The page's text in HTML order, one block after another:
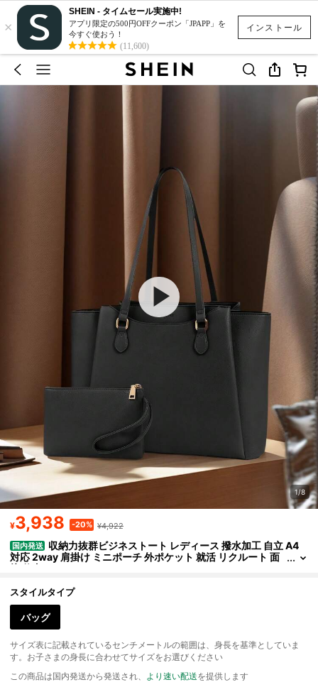
インストール
×
SHEIN - タイムセール実施中!
アプリ限定の500円OFFクーポン「JPAPP」を
今すぐ使おう！
(11,600)
1/8
¥3,938 -20% ¥4,922
国内発送 収納力抜群ビジネストート レディース 撥水加工 自立 A4
対応 2way 肩掛け ミニポーチ 外ポケット 就活 リクルート 面
接 仕事
スタイルタイプ
バッグ
サイズ表に記載されているセンチメートルの範囲は、身長を基準としていま
す。お子さまの身長に合わせてサイズをお選びください
この商品は国内発送から発送され、 より速い配送を提供します